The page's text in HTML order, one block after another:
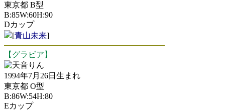
東京都 B型
B:85W:60H:90
Dカップ
[青山未来]
【グラビア】
天音りん
1994年7月26日生まれ
東京都 O型
B:86W:54H:80
Eカップ